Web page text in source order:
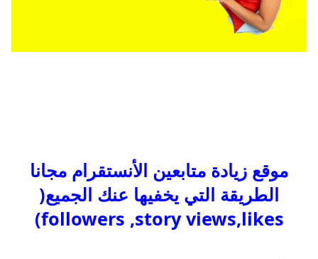
موقع زيادة متابعين الأنستقرام مجانا
الطريقة التي يخفيها عنك الجميع(
followers ,story views,likes)